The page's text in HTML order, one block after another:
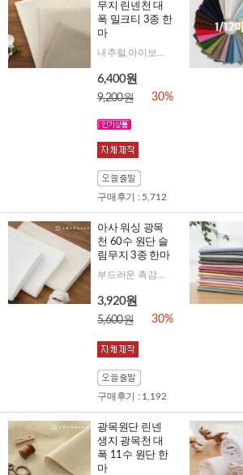
무지 린넨천 대
폭 밀크티 3종 한
마
6,400원
9,200원 30%
구매후기 : 5,712
아사 워싱 광목
천 60수 원단 슬
림무지 3종 한마
부드러운 촉감으로 마스크 안감, 여름 마스크 만들기 추천
3,920원
5,600원 30%
구매후기 : 1,192
광목원단 린넨
생지 광목천 대
폭 11수 원단 한
마